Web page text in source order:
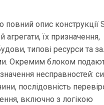
повний опис конструкції
агрегати, їх призначення,
типові ресурси та
Окремим блоком
несправностей:
послідовність
включно з логікою